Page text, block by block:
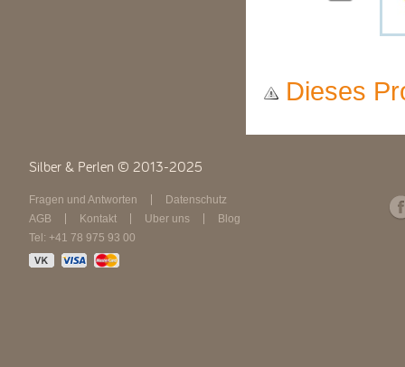
Dieses
Silber & Perlen © 2013-2025
Fragen und Antworten
Datenschutz
AGB
Kontakt Über uns
Blog
Tel: +41 78 975 93 00